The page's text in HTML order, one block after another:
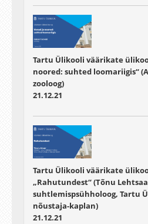
Tartu Ülikooli väärikate
noored: suhted loomariigis“
zooloog)
21.12.21
Tartu Ülikooli väärikate
„Rahutundest“ (Tõnu
suhtlemispsühholoog, Tartu
nõustaja-kaplan)
21.12.21